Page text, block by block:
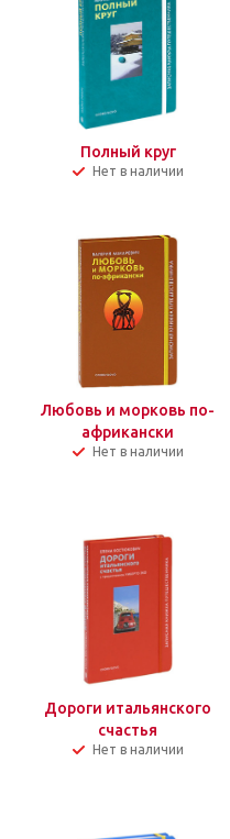
Полный круг
Нет в наличии
Любовь и морковь по-
африкански
Нет в наличии
Дороги итальянского
счастья
Нет в наличии